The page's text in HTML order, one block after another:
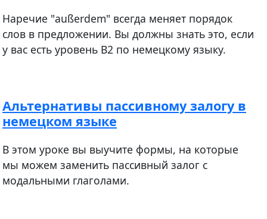
Наречие "außerdem" всегда меняет порядок
слов в предложении. Вы должны знать это, если
у вас есть уровень В2 по немецкому языку.
Альтернативы пассивному залогу в
немецком языке
В этом уроке вы выучите формы, на которые
мы можем заменить пассивный залог с
модальными глаголами.